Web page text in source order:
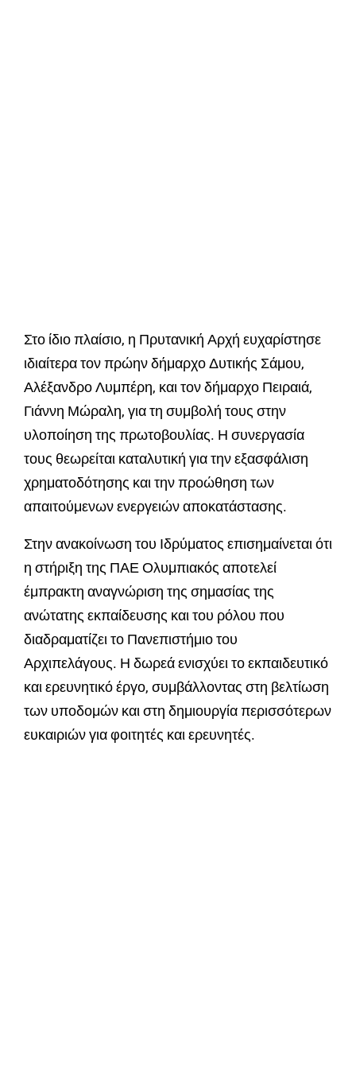
Στο ίδιο πλαίσιο, η Πρυτανική Αρχή ευχαρίστησε
ιδιαίτερα τον πρώην δήμαρχο Δυτικής Σάμου,
Αλέξανδρο Λυμπέρη, και τον δήμαρχο Πειραιά,
Γιάννη Μώραλη, για τη συμβολή τους στην
υλοποίηση της πρωτοβουλίας. Η συνεργασία
τους θεωρείται καταλυτική για την εξασφάλιση
χρηματοδότησης και την προώθηση των
απαιτούμενων ενεργειών αποκατάστασης.
Στην ανακοίνωση του Ιδρύματος επισημαίνεται ότι
η στήριξη της ΠΑΕ Ολυμπιακός αποτελεί
έμπρακτη αναγνώριση της σημασίας της
ανώτατης εκπαίδευσης και του ρόλου που
διαδραματίζει το Πανεπιστήμιο του
Αρχιπελάγους. Η δωρεά ενισχύει το εκπαιδευτικό
και ερευνητικό έργο, συμβάλλοντας στη βελτίωση
των υποδομών και στη δημιουργία περισσότερων
ευκαιριών για φοιτητές και ερευνητές.